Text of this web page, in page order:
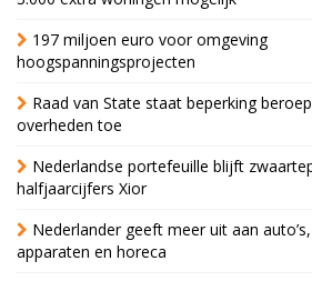
197 miljoen euro voor omgeving
hoogspanningsprojecten
Raad van State staat beperking
overheden toe
Nederlandse portefeuille blijft
halfjaarcijfers Xior
Nederlander geeft meer uit aan auto’s,
apparaten en horeca